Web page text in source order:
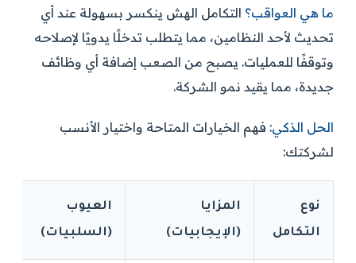
ما هي العواقب؟ التكامل الهش ينكسر بسهولة عند أي
تحديث لأحد النظامين، مما يتطلب تدخلًا يدويًا لإصلاحه
وتوقفًا للعمليات. يصبح من الصعب إضافة أي وظائف
جديدة، مما يقيد نمو الشركة.
الحل الذكي: فهم الخيارات المتاحة واختيار الأنسب
لشركتك:
نوع
التكامل
المزايا
(الإيجابيات)
العيوب
(السلبيات)